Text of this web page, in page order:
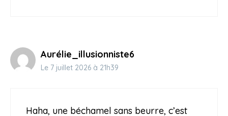
Aurélie_illusionniste6
Le 7 juillet 2026 à 21h39
Haha, une béchamel sans beurre, c’est